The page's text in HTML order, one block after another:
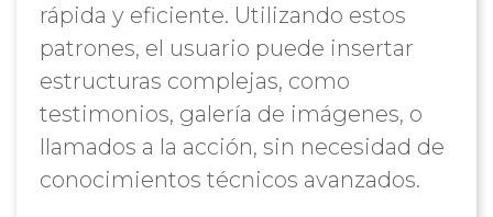
rápida y eficiente. Utilizando estos
patrones, el usuario puede insertar
estructuras complejas, como
testimonios, galería de imágenes, o
llamados a la acción, sin necesidad de
conocimientos técnicos avanzados.